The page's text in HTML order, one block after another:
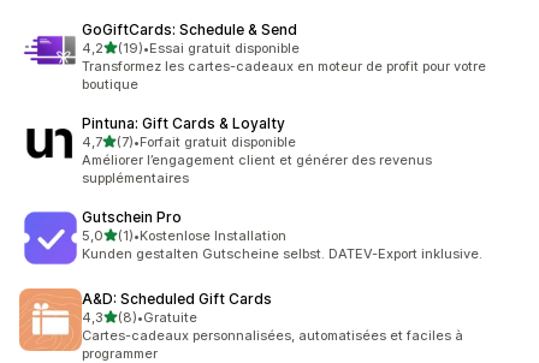
GoGiftCards: Schedule & Send
4,2étoile(s) sur 5
(19)
19 avis au total
•Essai gratuit disponible
Transformez les cartes-cadeaux en moteur de profit pour votre
boutique
Pintuna: Gift Cards & Loyalty
4,7étoile(s) sur 5
(7)
7 avis au total
•Forfait gratuit disponible
Améliorer l’engagement client et générer des revenus
supplémentaires
Gutschein Pro
5,0étoile(s) sur 5
(1)
1 avis au total
•Kostenlose Installation
Kunden gestalten Gutscheine selbst. DATEV-Export inklusive.
A&D: Scheduled Gift Cards
4,3étoile(s) sur 5
(8)
8 avis au total
•Gratuite
Cartes-cadeaux personnalisées, automatisées et faciles à
programmer